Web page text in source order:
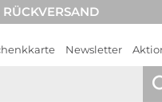
Newsletter